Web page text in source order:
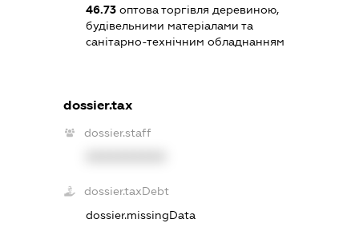
46.73 оптова торгівля деревиною,
будівельними матеріалами та
санітарно-технічним обладнанням
dossier.tax
dossier.staff
dossier.taxDebt
dossier.missingData